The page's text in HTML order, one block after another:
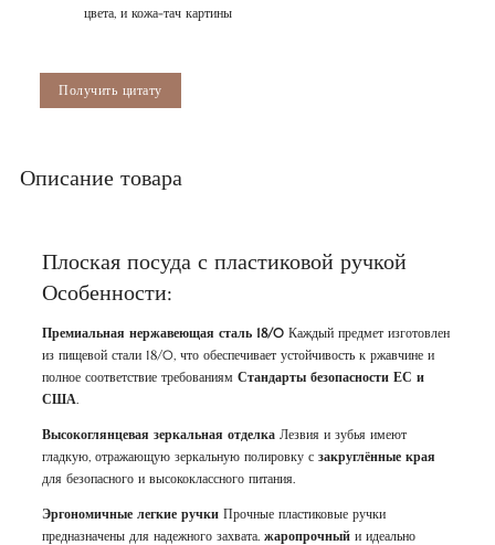
цвета, и кожа-тач картины
Получить цитату
Описание товара
Плоская посуда с пластиковой ручкой
Особенности:
Премиальная нержавеющая сталь 18/0Каждый предмет изготовлен
из пищевой стали 18/0, что обеспечивает устойчивость к ржавчине и
полное соответствие требованиям Стандарты безопасности ЕС и
США
Высокоглянцевая зеркальная отделкаЛезвия и зубья имеют
гладкую, отражающую зеркальную полировку с закруглённые края
для безопасного и высококлассного питания.
Эргономичные легкие ручкиПрочные пластиковые ручки
предназначены для надежного захвата. жаропрочныйи идеально